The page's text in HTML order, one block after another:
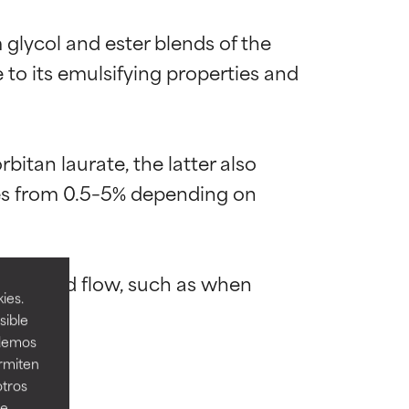
and ester blends of the
its emulsifying properties and
laurate, the latter also
from 0.5–5% depending on
flow, such as when
y
para
A veces,
y
para
A veces,